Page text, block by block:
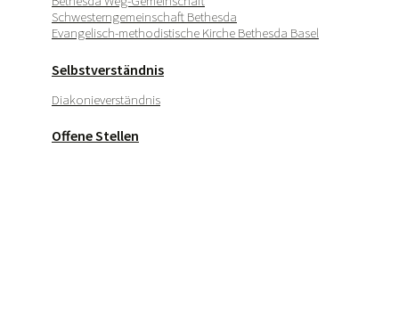
Schwesterngemeinschaft Bethesda
Evangelisch-methodistische Kirche Bethesda Basel
Selbstverständnis
Diakonieverständnis
Offene Stellen